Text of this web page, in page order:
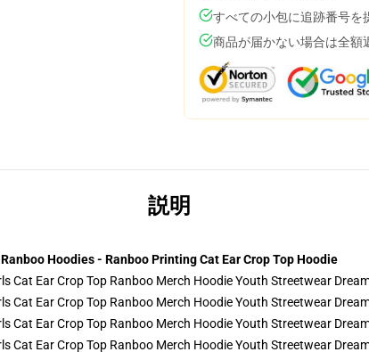
すべての小包に追跡番号を
商品が届かない場合は全額
説明
Ranboo Hoodies - Ranboo Printing Cat Ear Crop Top Hoodie